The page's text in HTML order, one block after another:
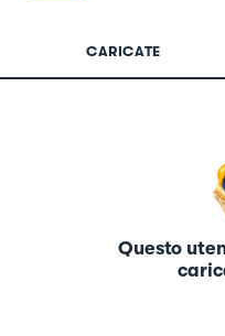
CARICATE
Questo